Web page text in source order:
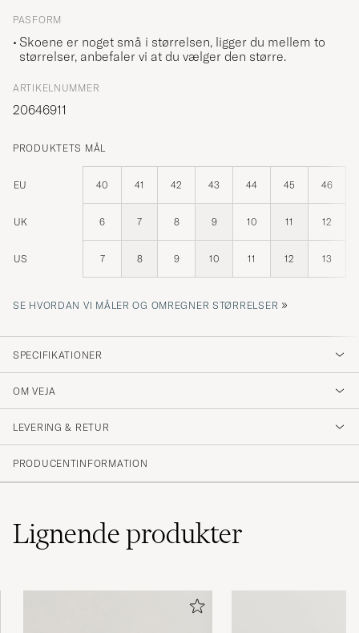
PASFORM
Skoene er noget små i størrelsen, ligger du mellem to
størrelser, anbefaler vi at du vælger den større.
ARTIKELNUMMER
20646911
PRODUKTETS MÅL
EU 40 41 42 43 44 45 46
UK 6 7 8 9 10 11 12
US 7 8 9 10 11 12 13
SE HVORDAN VI MÅLER OG OMREGNER STØRRELSER »
SPECIFIKATIONER
OM VEJA
LEVERING & RETUR
PRODUCENTINFORMATION
Lignendeprodukter